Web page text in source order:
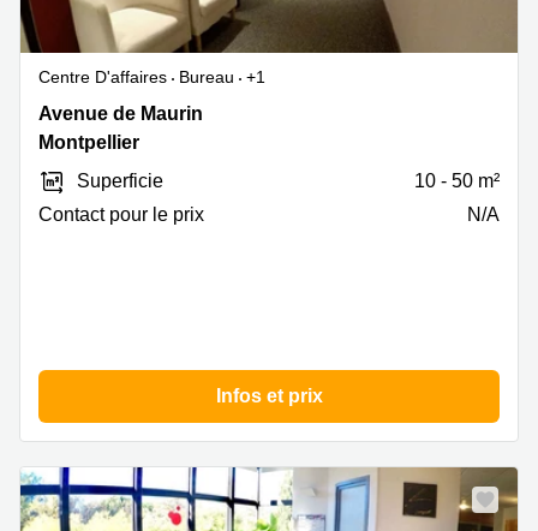
Centre D'affaires Bureau
+1
28
Avenue
Maurin,
Montpellier
Avenue de Maurin
Montpellier
Superficie
10 - 50 m²
Contact pour le prix
N/A
Infos et prix